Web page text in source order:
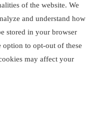
of the website. We
and understand how
stored in your browser
to opt-out of these
may affect your